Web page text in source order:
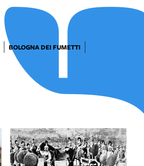
BOLOGNA DEI FUMETTI